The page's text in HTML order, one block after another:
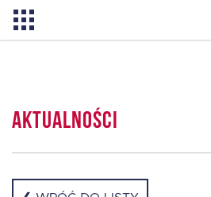
Aktualności